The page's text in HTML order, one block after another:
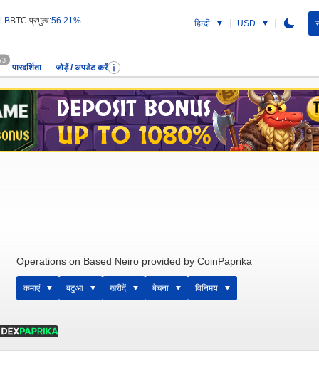
BBTC प्रभुत्व:56.21% हिन्दी USD
पारदर्शिता जोड़ें / अपडेट करें
Operations on Based Neiro provided by CoinPaprika
कमाएं बटुआ खरीदें बेचना विनिमय